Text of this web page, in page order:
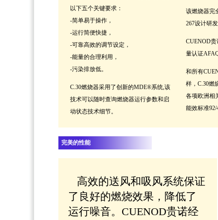
以下五个关键要求：
-简单易于操作，
-运行简便快捷，
-可靠高效的调节设定，
-能量的合理利用，
-污染排放低。
C.30燃烧器采用了创新的MDE®系统,该
技术可以随时查询燃烧器运行参数和启
动状态技术细节。
该燃烧器完
267设计研
CUENOD
量认证
和所有
样，C.30燃
各项欧洲相
能效标准92/
完美的性能
高效的送风和吸风系统保证
了良好的燃烧效果，降低了
运行噪音。CUENOD贵诺经